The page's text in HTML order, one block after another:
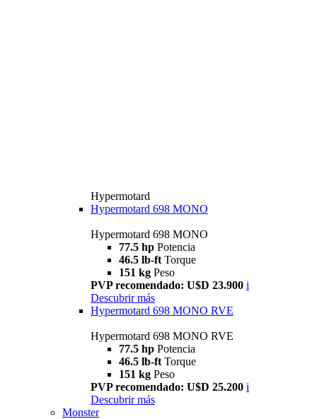
Hypermotard
Hypermotard 698 MONO
Hypermotard 698 MONO
77.5 hp Potencia
46.5 lb-ft Torque
151 kg Peso
PVP recomendado: U$D 23.900 i
Descubrir más
Hypermotard 698 MONO RVE
Hypermotard 698 MONO RVE
77.5 hp Potencia
46.5 lb-ft Torque
151 kg Peso
PVP recomendado: U$D 25.200 i
Descubrir más
Monster